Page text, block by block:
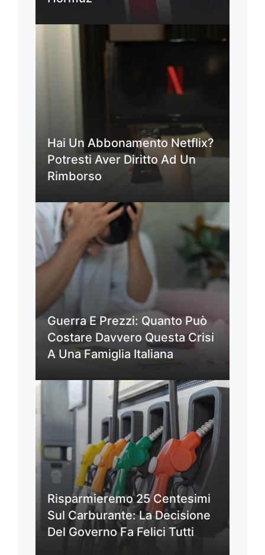
Hai Un Abbonamento Netflix?
Potresti Aver Diritto Ad Un
Rimborso
Guerra E Prezzi: Quanto Può
Costare Davvero Questa Crisi
A Una Famiglia Italiana
Risparmieremo 25 Centesimi
Sul Carburante: La Decisione
Del Governo Fa Felici Tutti